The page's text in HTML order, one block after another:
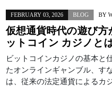
FEBRUARY 03, 2026 BLOG BY
仮想通貨時代の遊び
ットコイン カジノと
ビットコインカジノの基本と
たオンラインギャンブル、す
は、従来の法定通貨によるカ